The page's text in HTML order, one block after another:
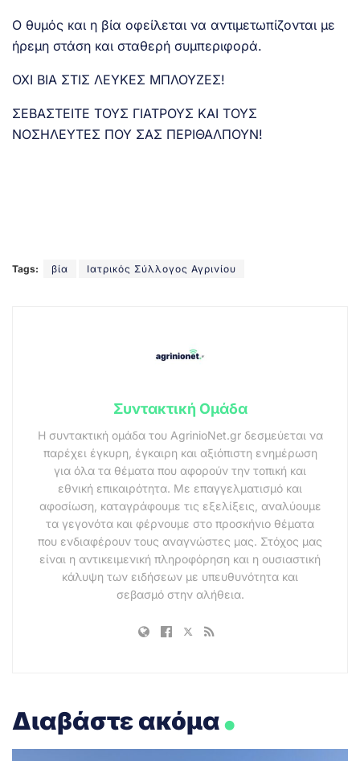
Ο θυμός και η βία οφείλεται να αντιμετωπίζονται με
ήρεμη στάση και σταθερή συμπεριφορά.
ΟΧΙ ΒΙΑ ΣΤΙΣ ΛΕΥΚΕΣ ΜΠΛΟΥΖΕΣ!
ΣΕΒΑΣΤΕΙΤΕ ΤΟΥΣ ΓΙΑΤΡΟΥΣ ΚΑΙ ΤΟΥΣ
ΝΟΣΗΛΕΥΤΕΣ ΠΟΥ ΣΑΣ ΠΕΡΙΘΑΛΠΟΥΝ!
Tags: βία Ιατρικός Σύλλογος Αγρινίου
Συντακτική Ομάδα
Η συντακτική ομάδα του AgrinioNet.gr δεσμεύεται να
παρέχει έγκυρη, έγκαιρη και αξιόπιστη ενημέρωση
για όλα τα θέματα που αφορούν την τοπική και
εθνική επικαιρότητα. Με επαγγελματισμό και
αφοσίωση, καταγράφουμε τις εξελίξεις, αναλύουμε
τα γεγονότα και φέρνουμε στο προσκήνιο θέματα
που ενδιαφέρουν τους αναγνώστες μας. Στόχος μας
είναι η αντικειμενική πληροφόρηση και η ουσιαστική
κάλυψη των ειδήσεων με υπευθυνότητα και
σεβασμό στην αλήθεια.
Διαβάστε ακόμα.